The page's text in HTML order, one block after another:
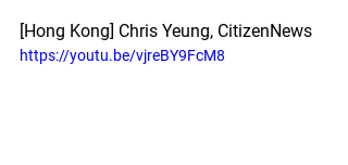
[Hong Kong] Chris Yeung, CitizenNews
https://youtu.be/vjreBY9FcM8